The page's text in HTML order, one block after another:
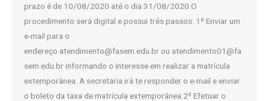
prazo é de 10/08/2020 até o dia 31/08/2020.O
procedimento será digital e possui três passos: 1º Enviar um
e-mail para o
endereço atendimento@fasem.edu.br ou atendimento01@fa
sem.edu.br informando o interesse em realizar a matrícula
extemporânea. A secretaria irá te responder o e-mail e enviar
o boleto da taxa de matrícula extemporânea.2º Efetuar o